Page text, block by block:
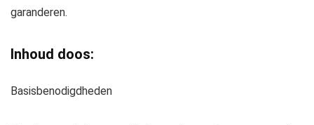
garanderen.
Inhoud doos:
Basisbenodigdheden